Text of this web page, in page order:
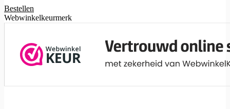
Bestellen
Webwinkelkeurmerk